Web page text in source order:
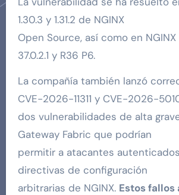
1.30.3 y 1.31.2 de NGINX
Open Source, así como en
37.0.2.1 y R36 P6.
La compañía también lanzó
CVE-2026-11311 y CVE-2026-
dos vulnerabilidades de alta
Gateway Fabric que podrían
permitir a atacantes
directivas de configuración
arbitrarias de NGINX. Estos fallos